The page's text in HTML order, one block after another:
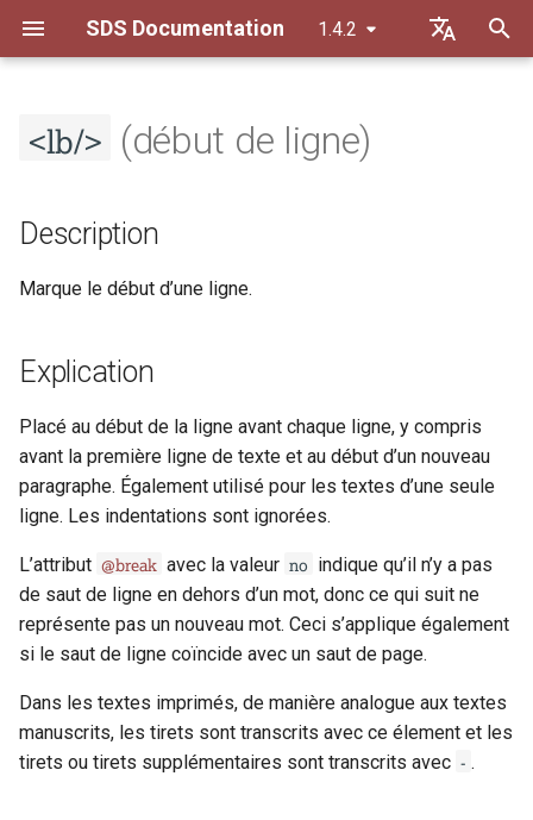
SDS Documentation 1.4.2
i
a
i
s
a
t
o
n
l
Principes de transcription Principes généraux
Principes de datation
Règles de séparation
Description
Explication
Modèle de contenu
@break
@facs
Exemples
Exemple 1
Sections des Guidelines de la
TEI
Description
Explication
Modèle de contenu
@break
@facs
Exemples
Exemple 1
Sections des Guidelines de la
TEI
<lb/> (début de ligne)
Description
Marque le début d’une ligne.
Explication
Placé au début de la ligne avant chaque ligne, y compris
avant la première ligne de texte et au début d’un nouveau
paragraphe. Également utilisé pour les textes d’une seule
ligne. Les indentations sont ignorées.
L’attribut @break avec la valeur no indique qu’il n’y a pas
de saut de ligne en dehors d’un mot, donc ce qui suit ne
représente pas un nouveau mot. Ceci s’applique également
si le saut de ligne coïncide avec un saut de page.
Dans les textes imprimés, de manière analogue aux textes
manuscrits, les tirets sont transcrits avec ce élement et les
tirets ou tirets supplémentaires sont transcrits avec - .